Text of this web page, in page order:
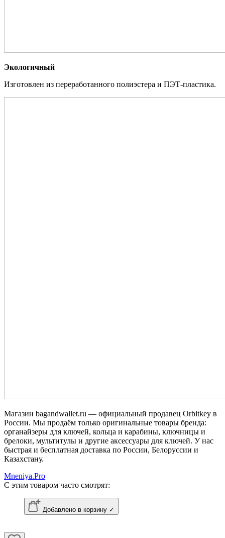
Экологичный
Изготовлен из переработанного полиэстера и ПЭТ-пластика.
Магазин bagandwallet.ru — официальный продавец Orbitkey в
России. Мы продаём только оригинальные товары бренда:
органайзеры для ключей, кольца и карабины, ключницы и
брелоки, мультитулы и другие аксессуары для ключей. У нас
быстрая и бесплатная доставка по России, Белоруссии и
Казахстану.
Mneniya.Pro
С этим товаром часто смотрят:
Добавлено в корзину ✓